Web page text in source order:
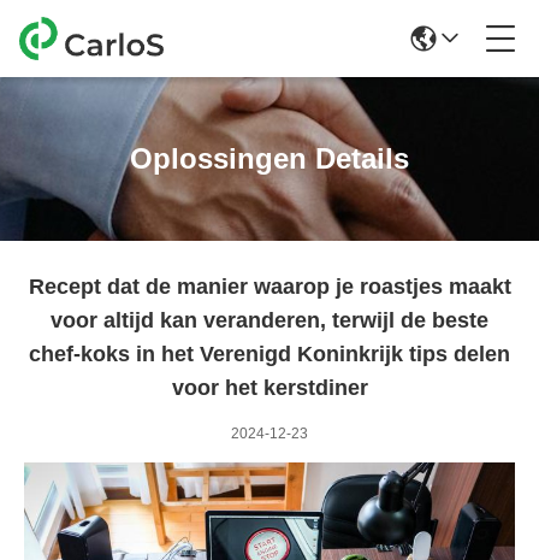
Oplossingen Details
Recept dat de manier waarop je roastjes maakt
voor altijd kan veranderen, terwijl de beste
chef-koks in het Verenigd Koninkrijk tips delen
voor het kerstdiner
2024-12-23